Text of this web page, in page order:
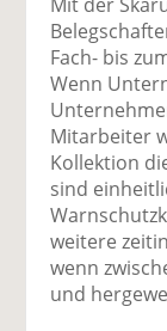
Fach- bis
Wenn
Mitarbeiter
Kollektion
sind
weitere
wenn
und